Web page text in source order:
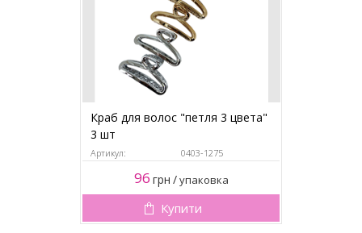
Краб для волос "петля 3 цвета"
3 шт
Артикул: 0403-1275
96 грн /упаковка
Купити